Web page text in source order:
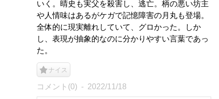
いく。晴史も実父を殺害し、逃亡。柄の悪い坊主
や人情味はあるがケガで記憶障害の月丸も登場。
全体的に現実離れしていて、グロかった。しか
し、表現が抽象的なのに分かりやすい言葉であっ
た。
ナイス
コメント(0) 2022/11/18